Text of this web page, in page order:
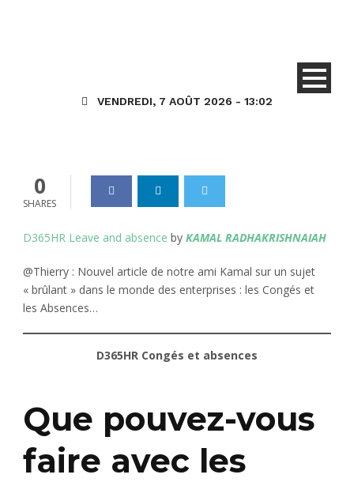
VENDREDI, 7 AOÛT 2026 - 13:02
Dynamics_365 18 Août 2020 0
0
SHARES
D365HR Leave and absence by KAMAL RADHAKRISHNAIAH
@Thierry : Nouvel article de notre ami Kamal sur un sujet
« brûlant » dans le monde des enterprises : les Congés et
les Absences…
D365HR Congés et absences
Que pouvez-vous
faire avec les